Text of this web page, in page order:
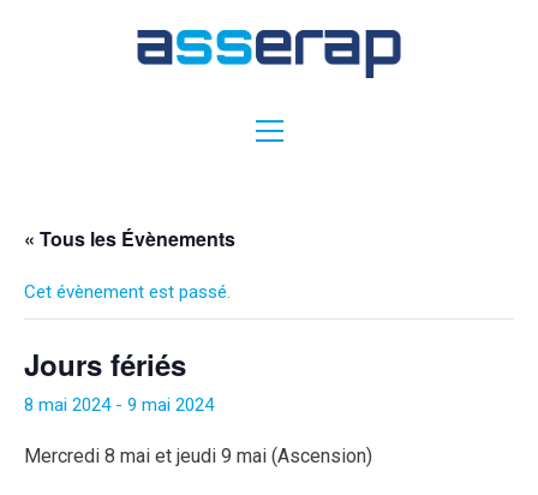
« Tous les Évènements
Cet évènement est passé.
Jours fériés
8 mai 2024- 9 mai 2024
Mercredi 8 mai et jeudi 9 mai (Ascension)